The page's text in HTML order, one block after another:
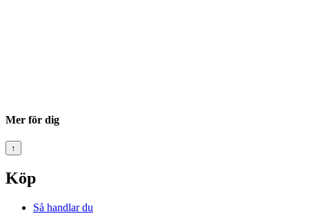
Mer för dig
↑
Köp
Så handlar du